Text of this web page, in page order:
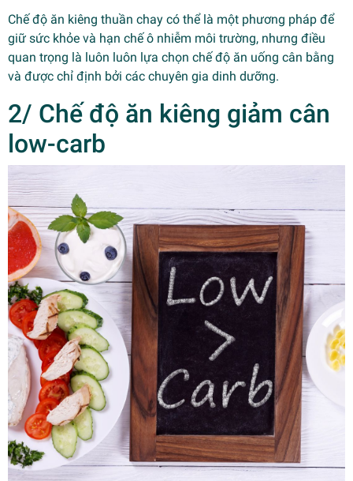
Chế độ ăn kiêng thuần chay có thể là một phương pháp để
giữ sức khỏe và hạn chế ô nhiễm môi trường, nhưng điều
quan trọng là luôn luôn lựa chọn chế độ ăn uống cân bằng
và được chỉ định bởi các chuyên gia dinh dưỡng.
2/ Chế độ ăn kiêng giảm cân
low-carb